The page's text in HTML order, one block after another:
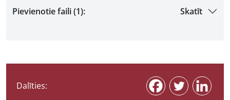
Pievienotie faili (1):
Skatīt
Dalīties: